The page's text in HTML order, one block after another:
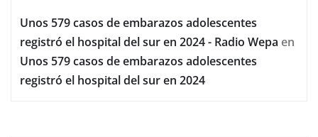
Unos 579 casos de embarazos adolescentes
registró el hospital del sur en 2024 - Radio Wepa en
Unos 579 casos de embarazos adolescentes
registró el hospital del sur en 2024